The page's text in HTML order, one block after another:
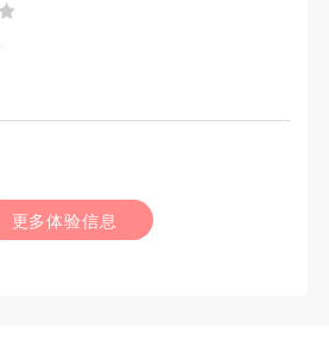
更多体验信息